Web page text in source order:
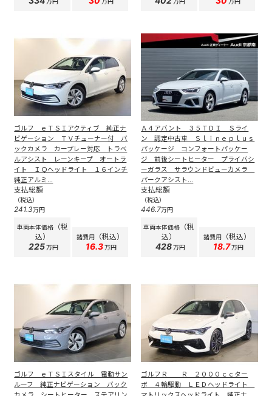
ゴルフ ｅＴＳＩアクティブ 純正ナ
ビゲーション ＴＶチューナー付 バ
ックカメラ カープレー対応 トラベ
ルアシスト レーンキープ オートラ
イト ＩＱヘッドライト １６インチ
純正アルミ...
支払総額
（税込）
241.3万円
車両本体価格（税
込）
225万円
諸費用（税込）
16.3万円
Ａ４アバント ３５ＴＤＩ Ｓライ
ン 認定中古車 Ｓｌｉｎｅｐｌｕｓ
パッケージ コンフォートパッケー
ジ 前後シートヒーター プライバシ
ーガラス サラウンドビューカメラ
パークアシスト...
支払総額
（税込）
446.7万円
車両本体価格
（税
込）
428万円
諸費用（税込）
18.7万円
ゴルフ ｅＴＳＩスタイル 電動サン
ルーフ 純正ナビゲーション バック
ゴルフＲ Ｒ ２０００ｃｃター
ボ ４輪駆動 ＬＥＤヘッドライト